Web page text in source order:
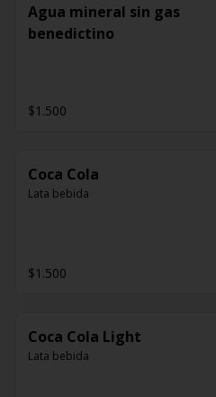
Agua mineral sin gas
benedictino
$1.500
Coca Cola
Lata bebida
$1.500
Coca Cola Light
Lata bebida